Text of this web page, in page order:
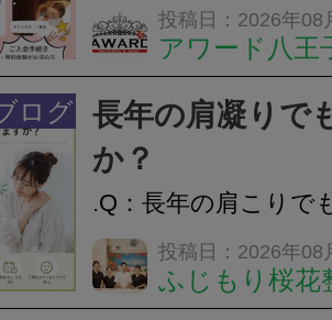
フエステを 思いっ
開催中
投稿日：2026年08
アワード八王
24時間ジム&
脱毛
ログ
長年の肩凝りで
か？
.Q：長年の肩こりで
か？A：はい、お任
性的な肩こりの原因
投稿日：2026年08
ふじもり桜花